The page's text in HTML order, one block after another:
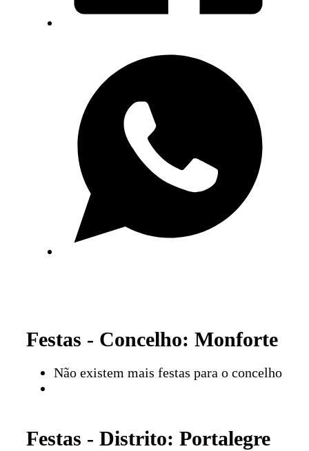
Festas - Concelho: Monforte
Não existem mais festas para o concelho
Festas - Distrito: Portalegre